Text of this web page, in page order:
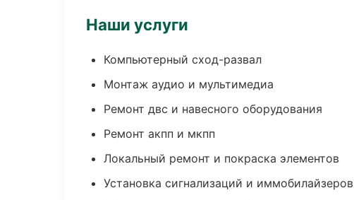
Наши услуги
Компьютерный сход-развал
Монтаж аудио и мультимедиа
Ремонт двс и навесного оборудования
Ремонт акпп и мкпп
Локальный ремонт и покраска элементов
Установка сигнализаций и иммобилайзеров